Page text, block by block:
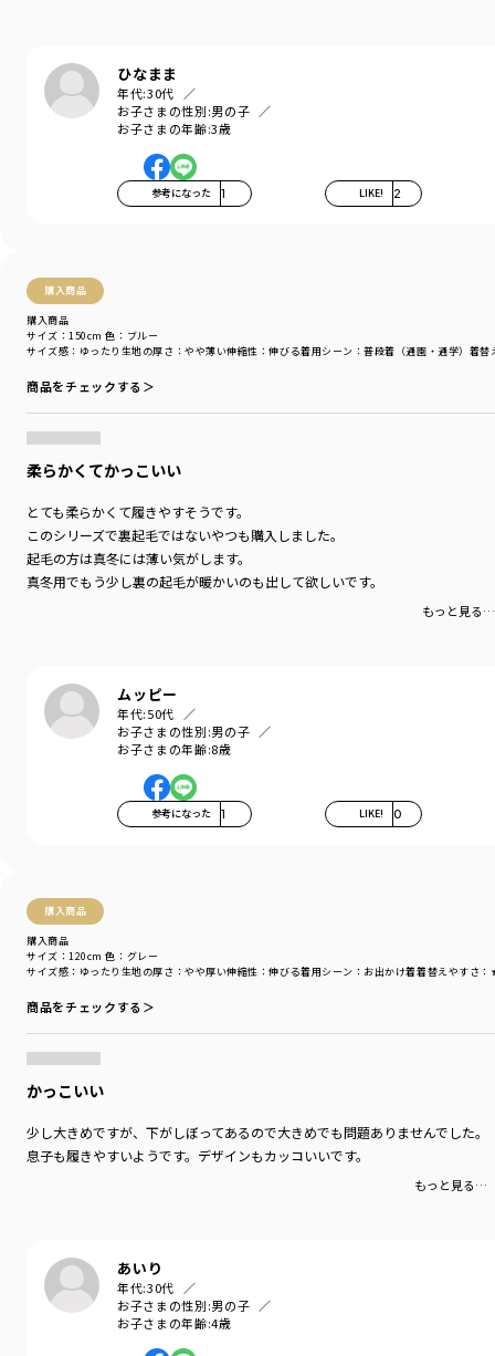
ひなまま
年代:30代
お子さまの性別:男の子
お子さまの年齢:3歳
参考になった 1 LIKE! 2
購入商品
購入商品
サイズ感 ：ゆったり 生地の厚さ ：やや薄い伸縮性 ：伸びる着用シーン ：普段着（通園・通学） 着替
サイズ：150cm 色：ブルー
商品をチェックする＞
柔らかくてかっこいい
とても柔らかくて履きやすそうです。
このシリーズで裏起毛ではないやつも購入しました。
起毛の方は真冬には薄い気がします。
真冬用でもう少し裏の起毛が暖かいのも出して欲しいです。
もっと見る…
ムッピー
年代:50代
お子さまの性別:男の子
お子さまの年齢:8歳
参考になった 1 LIKE! 0
購入商品
購入商品
サイズ感 ：ゆったり 生地の厚さ ：やや厚い伸縮性 ：伸びる着用シーン ：お出かけ着着替えやすさ
サイズ：120cm 色：グレー
商品をチェックする＞
かっこいい
少し大きめですが、下がしぼってあるので大きめでも問題ありませんでした。
息子も履きやすいようです。デザインもカッコいいです。
もっと見る…
あいり
年代:30代
お子さまの性別:男の子
お子さまの年齢:4歳
着用イメージ/カラー：グレー
モデル：身長1112cm 体重118kg
サイズ：サイズ110
／branshes
／アウトレット
商品番号